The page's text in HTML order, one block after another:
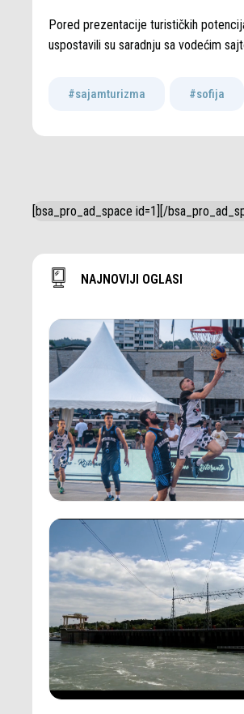
Pored prezentacije turističkih
uspostavili su saradnju sa vodećim
#sajamturizma #sofija
[bsa_pro_ad_space id=1][/
NAJNOVIJI OGLASI